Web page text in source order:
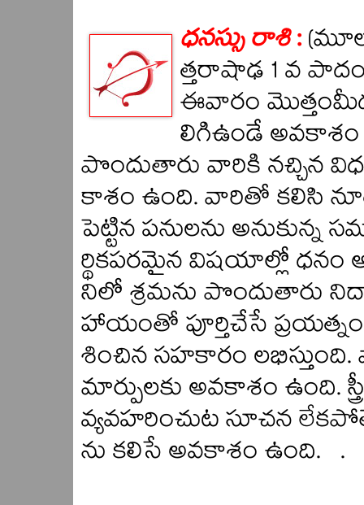
ధనస్సు రాశి:
త్తరాషాఢ 1 వ
ఈవారం
లిగిఉండే అవకాశం
పొందుతారు వారికి నచ్చిన
కాశం ఉంది. వారితో కలిసి
పెట్టిన పనులను
ర్థికపరమైన విషయాల్లో ధనం
నిలో శ్రమను పొందుతారు
హాయంతో పూర్తిచేసే
శించిన సహకారం
మార్పులకు అవకాశం ఉంది.
వ్యవహరించుట సూచన
ను కలిసే అవకాశం ఉంది. .